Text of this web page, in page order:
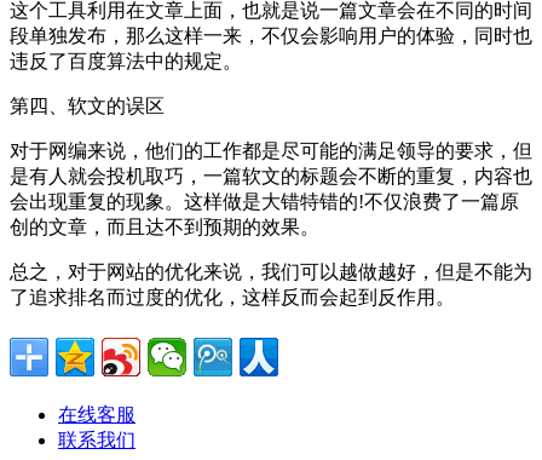
这个工具利用在文章上面，也就是说一篇文章会在不同的时间
段单独发布，那么这样一来，不仅会影响用户的体验，同时也
违反了百度算法中的规定。
第四、软文的误区
对于网编来说，他们的工作都是尽可能的满足领导的要求，但
是有人就会投机取巧，一篇软文的标题会不断的重复，内容也
会出现重复的现象。这样做是大错特错的!不仅浪费了一篇原
创的文章，而且达不到预期的效果。
总之，对于网站的优化来说，我们可以越做越好，但是不能为
了追求排名而过度的优化，这样反而会起到反作用。
在线客服
联系我们